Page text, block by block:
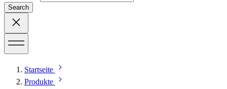
Search
Startseite
Produkte